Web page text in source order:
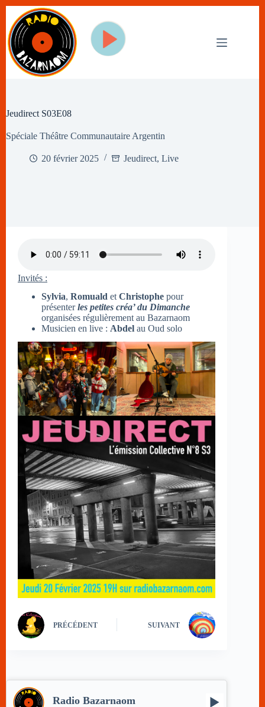
Passer
au
contenu
Jeudirect S03E08
Spéciale Théâtre Communautaire Argentin
20 février 2025 Jeudirect, Live
Invités :
Sylvia, Romuald et Christophe pour
présenterles petites créa’ du Dimanche
organisées régulièrement au Bazarnaom
Musicien en live : Abdel au Oud solo
PRÉCÉDENT SUIVANT
Radio Bazarnaom